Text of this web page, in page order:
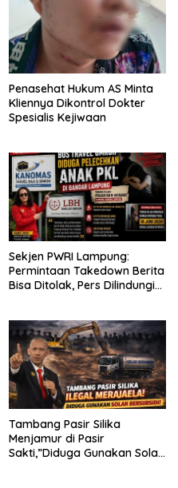
Penasehat Hukum AS Minta
Kliennya Dikontrol Dokter
Spesialis Kejiwaan
Sekjen PWRI Lampung:
Permintaan Takedown Berita
Bisa Ditolak, Pers Dilindungi
Tambang Pasir Silika
Menjamur di Pasir
Sakti,”Diduga Gunakan Solar